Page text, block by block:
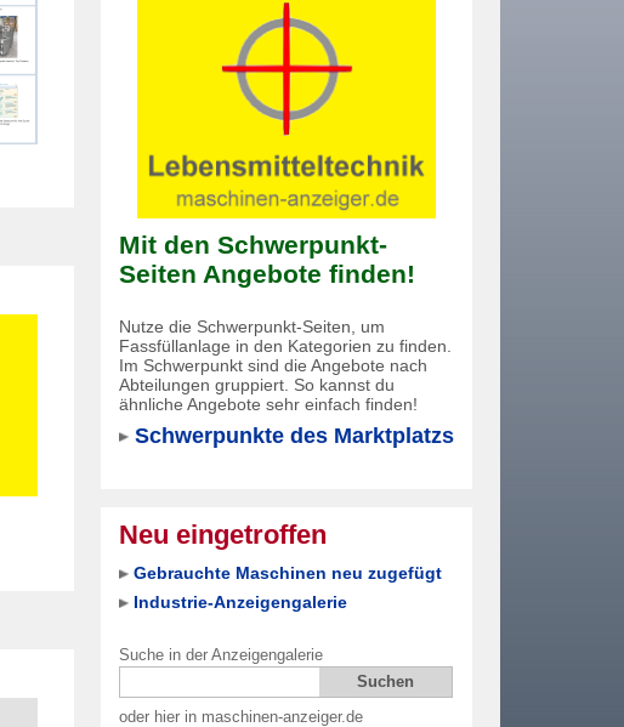
Mit den Schwerpunkt-
Seiten Angebote finden!
Nutze die Schwerpunkt-Seiten, um
Fassfüllanlage in den Kategorien zu finden.
Im Schwerpunkt sind die Angebote nach
Abteilungen gruppiert. So kannst du
ähnliche Angebote sehr einfach finden!
Schwerpunkte des Marktplatzs
Neu eingetroffen
Gebrauchte Maschinen neu zugefügt
Industrie-Anzeigengalerie
Suche in der Anzeigengalerie
oder hier in maschinen-anzeiger.de